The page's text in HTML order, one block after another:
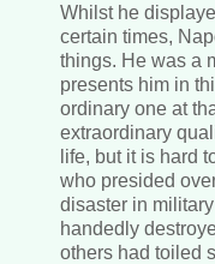
Whilst he
certain times,
things. He was a
presents him in
ordinary one at
extraordinary
life, but it is hard
who presided
disaster in
handedly
others had toiled